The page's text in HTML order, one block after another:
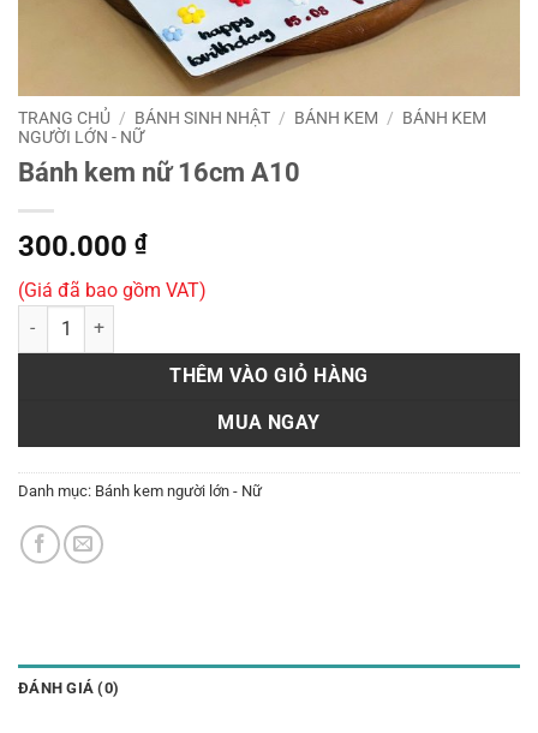
TRANG CHỦ / BÁNH SINH NHẬT / BÁNH KEM / BÁNH KEM
NGƯỜI LỚN - NỮ
Bánh kem nữ 16cm A10
300.000 ₫
(Giá đã bao gồm VAT)
Bánh kem nữ 16cm A10 số lượng
THÊM VÀO GIỎ HÀNG
MUA NGAY
Danh mục: Bánh kem người lớn - Nữ
ĐÁNH GIÁ (0)